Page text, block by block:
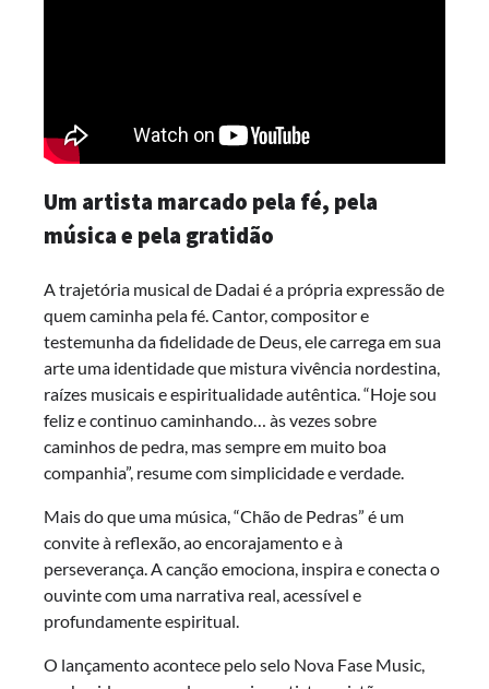
Um artista marcado pela fé, pela
música e pela gratidão
A trajetória musical de Dadai é a própria expressão de
quem caminha pela fé. Cantor, compositor e
testemunha da fidelidade de Deus, ele carrega em sua
arte uma identidade que mistura vivência nordestina,
raízes musicais e espiritualidade autêntica. “Hoje sou
feliz e continuo caminhando… às vezes sobre
caminhos de pedra, mas sempre em muito boa
companhia”, resume com simplicidade e verdade.
Mais do que uma música, “Chão de Pedras” é um
convite à reflexão, ao encorajamento e à
perseverança. A canção emociona, inspira e conecta o
ouvinte com uma narrativa real, acessível e
profundamente espiritual.
O lançamento acontece pelo selo Nova Fase Music,